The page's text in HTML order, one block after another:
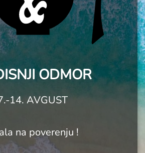
ODMOR
14. AVGUST
na poverenju !